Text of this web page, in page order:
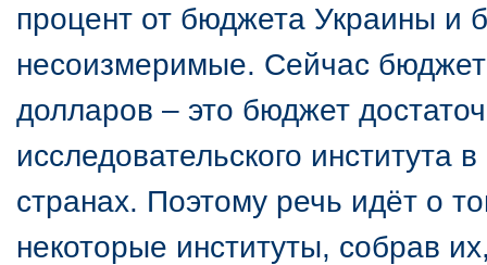
процент от бюджета Украины
несоизмеримые. Сейчас
долларов – это бюджет
исследовательского
странах. Поэтому речь идёт о
некоторые институты, собрав